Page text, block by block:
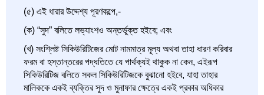
(৫) এই ধারার উদ্দেশ্য পূরণকল্পে,-
(ক) “সুদ” বলিতে লভ্যাংশও অন্তর্ভুক্ত হইবে; এবং
(খ) সংশ্লিষ্ট সিকিউরিটিজের মোট নামমাত্র মূল্য অথবা তাহা ধারণ করিবার
ফরম বা হস্তান্তরের পদ্ধতিতে যে পার্থক্যই থাকুক না কেন, এইরূপ
সিকিউরিটিজ বলিতে সকল সিকিউরিটিজকে বুঝানো হইবে, যাহা তাহার
মালিককে একই ব্যক্তির সুদ ও মুনাফার ক্ষেত্রে একই প্রকার অধিকার